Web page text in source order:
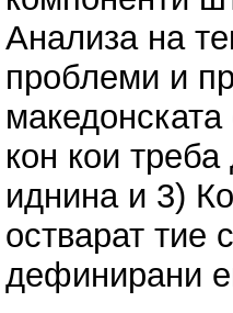
Анализа на
проблеми и
кон кои
иднина и 3)
остварат тие
дефинирани